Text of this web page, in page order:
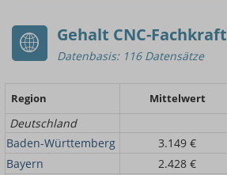
Gehalt CNC-Fachkraft
Datenbasis: 116 Datensätze
Region Mittelwert
Deutschland
Baden-Württemberg
3.149 €
Bayern
2.428 €